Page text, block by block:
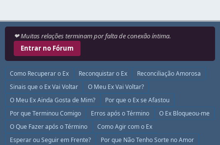
❤ Muitas relações terminam por falta de conexão íntima.
Entrar no Fórum
Como Recuperar o Ex Reconquistar o Ex
Reconciliação Amorosa
Sinais que o Ex Vai Voltar
O Meu Ex Vai Voltar?
O Meu Ex Ainda Gosta de Mim?
Por que o Ex se Afastou
Por que Terminou Comigo
Erros após o Término
O Ex Bloqueou-me
O Que Fazer após o Término
Como Agir com o Ex
Esperar ou Seguir em Frente?
Por que Não Tenho Sorte no Amor